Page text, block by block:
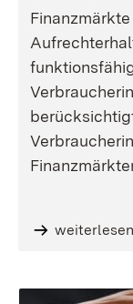
weiterlesen